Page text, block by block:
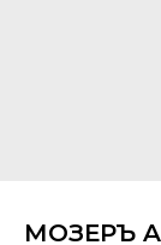
МОЗЕРЪ